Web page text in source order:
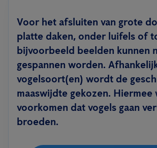
Voor het afsluiten van grote
platte daken, onder luifels of
bijvoorbeeld beelden kunnen
gespannen worden.
vogelsoort(en) wordt de
maaswijdte gekozen.
voorkomen dat vogels gaan
broeden.